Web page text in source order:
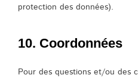
protection des données).
10. Coordonnées
Pour des questions et/ou des